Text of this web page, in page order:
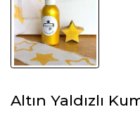
Altın Yaldızlı